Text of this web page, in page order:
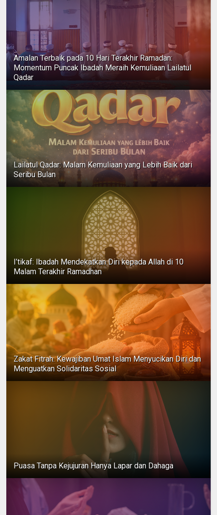
Amalan Terbaik pada 10 Hari Terakhir Ramadan:
Momentum Puncak Ibadah Meraih Kemuliaan Lailatul
Qadar
Lailatul Qadar: Malam Kemuliaan yang Lebih Baik dari
Seribu Bulan
I’tikaf: Ibadah Mendekatkan Diri kepada Allah di 10
Malam Terakhir Ramadhan
Zakat Fitrah: Kewajiban Umat Islam Menyucikan Diri dan
Menguatkan Solidaritas Sosial
Puasa Tanpa Kejujuran Hanya Lapar dan Dahaga